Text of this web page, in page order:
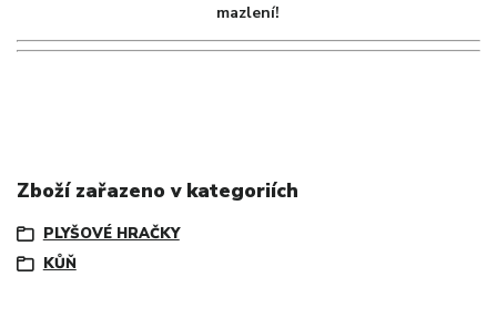
mazlení!
Zboží zařazeno v kategoriích
PLYŠOVÉ HRAČKY
KŮŇ